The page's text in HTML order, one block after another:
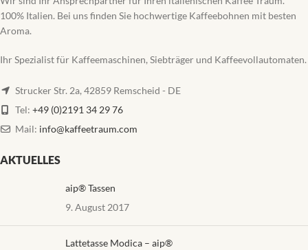
100% Italien. Bei uns finden Sie hochwertige Kaffeebohnen mit besten
Aroma.
Ihr Spezialist für Kaffeemaschinen, Siebträger und Kaffeevollautomaten.
Strucker Str. 2a, 42859 Remscheid - DE
Tel: +49 (0)2191 34 29 76
Mail: info@kaffeetraum.com
AKTUELLES
aip® Tassen
9. August 2017
Lattetasse Modica – aip®